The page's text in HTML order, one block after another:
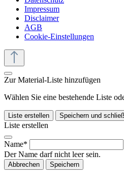
Impressum
Disclaimer
AGB
Cookie-Einstellungen
Zur Material-Liste hinzufügen
Wählen Sie eine bestehende Liste
Liste erstellen Speichern und
Liste erstellen
Name*
Der Name darf nicht leer sein.
Abbrechen Speichern